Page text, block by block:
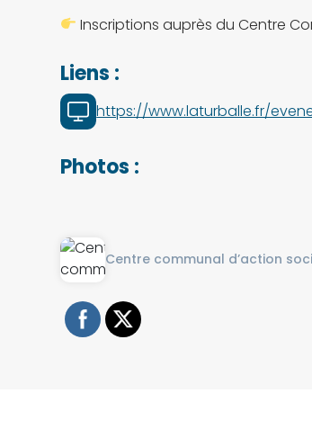
Inscriptions auprès du Centre
Liens :
https://www.laturballe.fr/
Photos :
Centre communal d’action